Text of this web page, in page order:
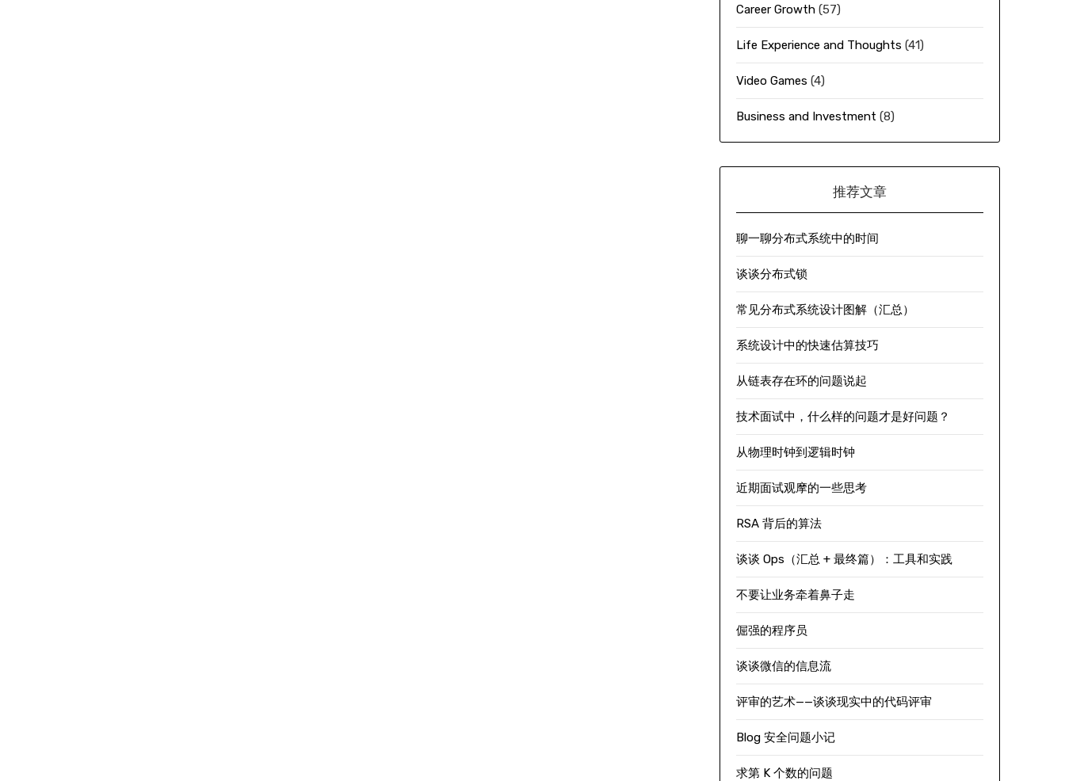
Career Growth(57)
Life Experience and Thoughts (41)
Video Games (4)
Business and Investment (8)
推荐文章
聊一聊分布式系统中的时间
谈谈分布式锁
常见分布式系统设计图解（汇总）
系统设计中的快速估算技巧
从链表存在环的问题说起
技术面试中，什么样的问题才是好问题？
从物理时钟到逻辑时钟
近期面试观摩的一些思考
RSA 背后的算法
谈谈 Ops（汇总 + 最终篇）：工具和实践
不要让业务牵着鼻子走
倔强的程序员
谈谈微信的信息流
评审的艺术——谈谈现实中的代码评审
Blog 安全问题小记
求第 K 个数的问题